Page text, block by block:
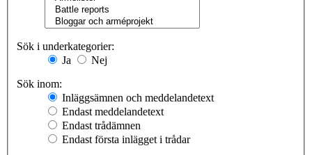
Sök i underkategorier:
Ja
Nej
Sök inom:
Inläggsämnen och meddelandetext
Endast meddelandetext
Endast trådämnen
Endast första inlägget i trådar